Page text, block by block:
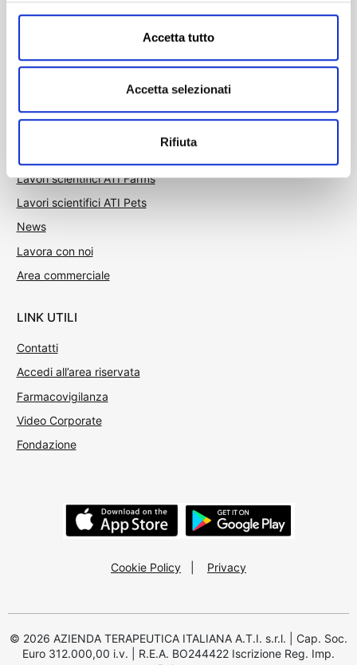
Accetta tutto
Accetta selezionati
Rifiuta
Lavori scientifici ATI Farms
Lavori scientifici ATI Pets
News
Lavora con noi
Area commerciale
LINK UTILI
Contatti
Accedi all’area riservata
Farmacovigilanza
Video Corporate
Fondazione
Cookie Policy Privacy
© 2026 AZIENDA TERAPEUTICA ITALIANA A.T.I. s.r.l. | Cap. Soc.
Euro 312.000,00 i.v. | R.E.A. BO244422 Iscrizione Reg. Imp.